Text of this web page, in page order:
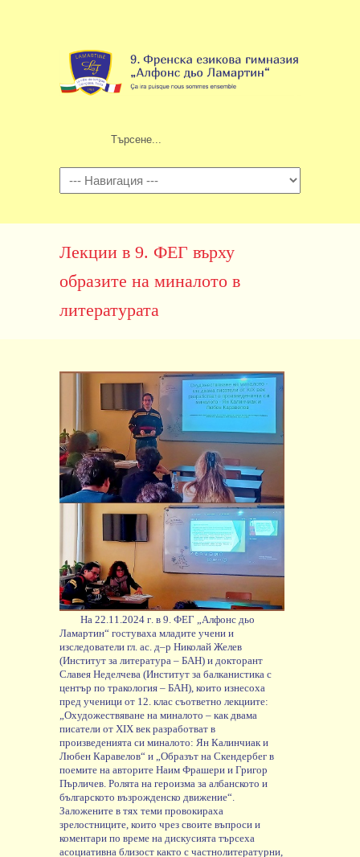
Навигация
Лекции в 9. ФЕГ върху
образите на миналото в
литературата
На 22.11.2024г.в 9.ФЕГ „Алфонс дьо
Ламартин“ гостуваха младите учени и
изследователи гл. ас. д–р Николай Желев
(Институт за литература – БАН) и докторант
Славея Неделчева (Институт за балканистика с
център по тракология – БАН), които изнесоха
пред ученици от 12. клас съответно лекциите:
„Охудожествяване на миналото – как двама
писатели от XIX век разработват в
произведенията си миналото: Ян Калинчиак и
Любен Каравелов“ и „Образът на Скендербег в
поемите на авторите Наим Фрашери и Григор
Пърличев. Ролята на героизма за албанското и
българското възрожденско движение“.
Заложените в тях теми провокираха
зрелостниците, които чрез своите въпроси и
коментари по време на дискусията търсеха
асоциативна близост както с частнолитературни,